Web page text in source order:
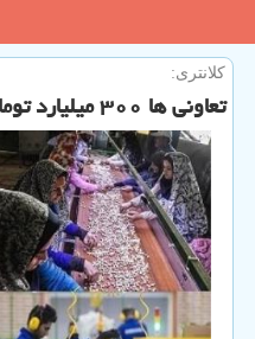
كلانتری:
تعاونی ها ۳۰۰ میلیارد تومان وام اشتغال گرفتند